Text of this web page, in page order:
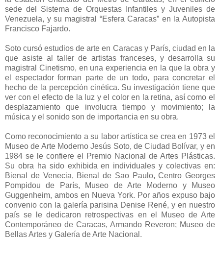
sede del Sistema de Orquestas Infantiles y Juveniles de
Venezuela, y su magistral “Esfera Caracas” en la Autopista
Francisco Fajardo.
Soto cursó estudios de arte en Caracas y París, ciudad en la
que asiste al taller de artistas franceses, y desarrolla su
magistral Cinetismo, en una experiencia en la que la obra y
el espectador forman parte de un todo, para concretar el
hecho de la percepción cinética. Su investigación tiene que
ver con el efecto de la luz y el color en la retina, así como el
desplazamiento que involucra tiempo y movimiento; la
música y el sonido son de importancia en su obra.
Como reconocimiento a su labor artística se crea en 1973 el
Museo de Arte Moderno Jesús Soto, de Ciudad Bolívar, y en
1984 se le confiere el Premio Nacional de Artes Plásticas.
Su obra ha sido exhibida en individuales y colectivas en:
Bienal de Venecia, Bienal de Sao Paulo, Centro Georges
Pompidou de París, Museo de Arte Moderno y Museo
Guggenheim, ambos en Nueva York. Por años expuso bajo
convenio con la galería parisina Denise René, y en nuestro
país se le dedicaron retrospectivas en el Museo de Arte
Contemporáneo de Caracas, Armando Reveron; Museo de
Bellas Artes y Galería de Arte Nacional.